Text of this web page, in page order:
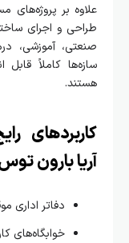
بر پروژه‌های مسکونی،
و اجرای ساختمان‌های
آموزشی، درمانی و
کاملاً قابل انطباق
رایج
بارون توس:
دفاتر اداری موقت یا دائم
خوابگاه‌های کارگری و